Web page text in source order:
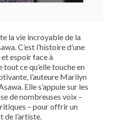
la vie incroyable de la
C’est l’histoire d’une
espoir face à
ce qu’elle touche en
l’auteure Marilyn
Elle s’appuie sur les
de nombreuses voix –
– pour offrir un
l’artiste.